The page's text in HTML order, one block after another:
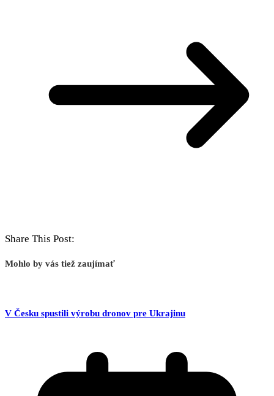
Share This Post:
Mohlo by vás tiež zaujímať
V Česku spustili výrobu dronov pre Ukrajinu